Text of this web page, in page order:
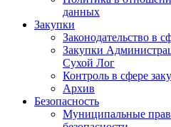
данных
Закупки
Законодательство в
Закупки
Сухой Лог
Контроль в сфере
Архив
Безопасность
Муниципальные